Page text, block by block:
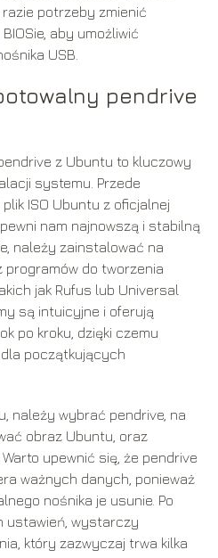
razie potrzeby zmienić
aby umożliwić
USB.
pendrive
z Ubuntu to kluczowy
systemu. Przede
ISO Ubuntu z oficjalnej
nam najnowszą i stabilną
należy zainstalować na
programów do tworzenia
jak Rufus lub Universal
są intuicyjne i oferują
po kroku, dzięki czemu
początkujących
należy wybrać pendrive, na
obraz Ubuntu, oraz
upewnić się, że pendrive
ważnych danych, ponieważ
nośnika je usunie. Po
ustawień, wystarczy
który zazwyczaj trwa kilka